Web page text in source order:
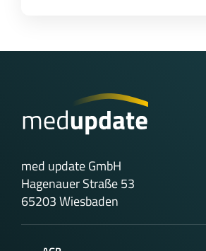
med update GmbH
Hagenauer Straße 53
65203 Wiesbaden